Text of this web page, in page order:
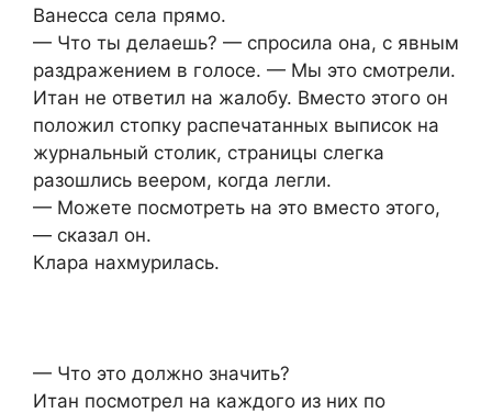
Ванесса села прямо.
— Что ты делаешь? — спросила она, с явным
раздражением в голосе. — Мы это смотрели.
Итан не ответил на жалобу. Вместо этого он
положил стопку распечатанных выписок на
журнальный столик, страницы слегка
разошлись веером, когда легли.
— Можете посмотреть на это вместо этого,
— сказал он.
Клара нахмурилась.
— Что это должно значить?
Итан посмотрел на каждого из них по